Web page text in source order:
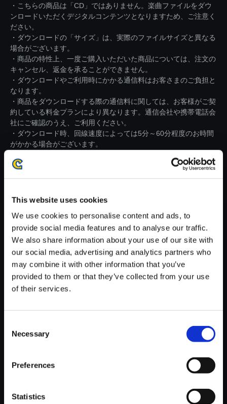
This website uses cookies
We use cookies to personalise content and ads, to
provide social media features and to analyse our traffic.
We also share information about your use of our site with
our social media, advertising and analytics partners who
may combine it with other information that you’ve
provided to them or that they’ve collected from your use
of their services.
Selection
Necessary
Preferences
Statistics
・こちらの商品は「CD」ではありません。楽曲ファイルをダウ
ンロードいただくデジタルコンテンツとなりますため、ご注意く
ださい。
・ダウンロードの「サイズ」は、実際のファイルサイズと異なる
場合がございます。
・商品の特性上、一度ご購入いただいた商品については、注文の
キャンセル、返金を承ることができません。
・ダウンロードやご利用時にかかる通信料はお客さまのご負担と
なります。
・商品をダウンロードする際の通信料に関しては、お客様がご契
約している料金プランにより異なります。通信会社や携帯電話会
社にご確認のうえ、ご利用ください。
・ダウンロード時、回線速度によっては5分～60分程度のお時間
がかかる場合がございます。
が安定しているWifi環境でお試しください。
【単曲】DINO CRISIS ORIGIN
AL SOUNDTRACK Elusive D
r． Kirk
150円